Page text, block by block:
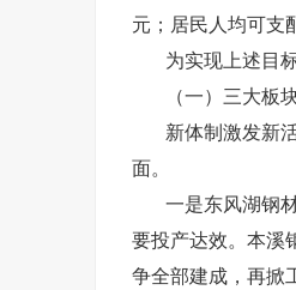
元；居民人均可支
为实现上述目
（一）三大板
新体制激发新
面。
一是东风湖钢
要投产达效。本溪
争全部建成，再掀